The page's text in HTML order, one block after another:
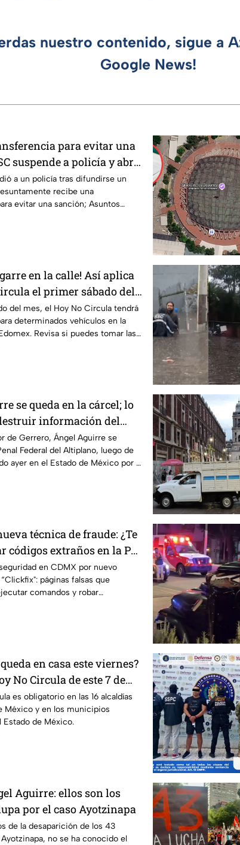
nuestro contenido, sigue a
Google News!
para evitar una
suspende a policía y abre
a un policía tras difundirse un
recibe una
evitar una sanción; Asuntos
en la calle! Así aplica
el primer sábado del
del mes, el Hoy No Circula tendrá
determinados vehículos en la
Revisa si puedes tomar las
se queda en la cárcel; lo
información del
de Gerrero, Ángel Aguirre se
Federal del Altiplano, luego de
ayer en el Estado de México por el
técnica de fraude: ¿Te
códigos extraños en la PC?
ser víctima del
en CDMX por nuevo
páginas falsas que
comandos y robar
equipo.
en casa este viernes?
No Circula de este 7 de
es obligatorio en las 16 alcaldías
México y en los municipios
Estado de México.
Aguirre: ellos son los
por el caso Ayotzinapa
de la desaparición de los 43
no se ha conocido el